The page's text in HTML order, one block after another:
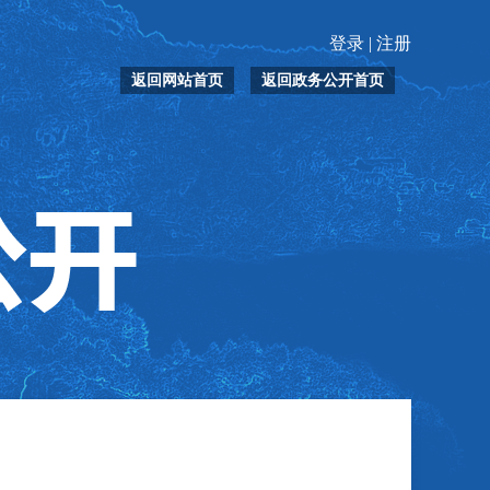
登录 | 注册
返回政务公开首页
返回网站首页